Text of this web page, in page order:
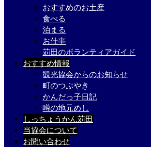
おすすめのお土産
食べる
泊まる
お仕事
苅田のボランティアガイド
おすすめ情報
観光協会からのお知らせ
町のつぶやき
かんだっ子日記
噂の地元めし
しっちょうかん苅田
当協会について
お問い合わせ